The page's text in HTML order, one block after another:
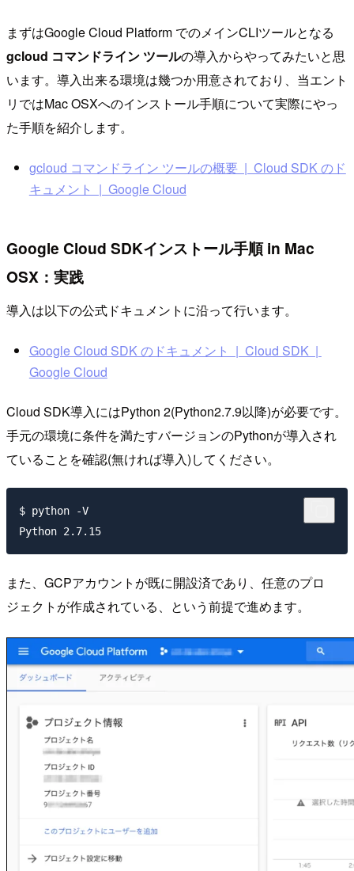
まずはGoogle Cloud Platform でのメインCLIツールとなる
gcloud コマンドライン ツールの導入からやってみたいと思
います。導入出来る環境は幾つか用意されており、当エント
リではMac OSXへのインストール手順について実際にやっ
た手順を紹介します。
gcloud コマンドライン ツールの概要 | Cloud SDK のド
キュメント | Google Cloud
Google Cloud SDKインストール手順 in Mac
OSX：実践
導入は以下の公式ドキュメントに沿って行います。
Google Cloud SDK のドキュメント | Cloud SDK |
Google Cloud
Cloud SDK導入にはPython 2(Python2.7.9以降)が必要です。
手元の環境に条件を満たすバージョンのPythonが導入され
ていることを確認(無ければ導入)してください。
$ python -V
また、GCPアカウントが既に開設済であり、任意のプロ
ジェクトが作成されている、という前提で進めます。